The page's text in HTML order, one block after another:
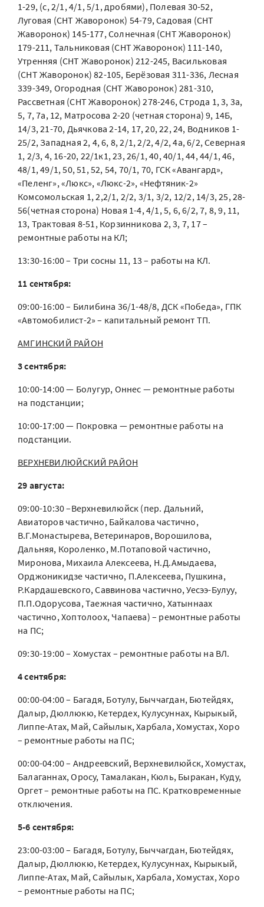
1-29, (с, 2/1, 4/1, 5/1, дробями), Полевая 30-52,
Луговая (СНТ Жаворонок) 54-79, Садовая (СНТ
Жаворонок) 145-177, Солнечная (СНТ Жаворонок)
179-211, Тальниковая (СНТ Жаворонок) 111-140,
Утренняя (СНТ Жаворонок) 212-245, Васильковая
(СНТ Жаворонок) 82-105, Берёзовая 311-336, Лесная
339-349, Огородная (СНТ Жаворонок) 281-310,
Рассветная (СНТ Жаворонок) 278-246, Строда 1, 3, 3а,
5, 7, 7а, 12, Матросова 2-20 (четная сторона) 9, 14Б,
14/3, 21-70, Дьячкова 2-14, 17, 20, 22, 24, Водников 1-
25/2, Западная 2, 4, 6, 8, 2/1, 2/2, 4/2, 4а, 6/2, Северная
1, 2/3, 4, 16-20, 22/1к1, 23, 26/1, 40, 40/1, 44, 44/1, 46,
48/1, 49/1, 50, 51, 52, 54, 70/1, 70, ГСК «Авангард»,
«Пеленг», «Люкс», «Люкс-2», «Нефтяник-2»
Комсомольская 1, 2,2/1, 2/2, 3/1, 3/2, 12/2, 14/3, 25, 28-
56(четная сторона) Новая 1-4, 4/1, 5, 6, 6/2, 7, 8, 9, 11,
13, Трактовая 8-51, Корзинникова 2, 3, 7, 17 –
ремонтные работы на КЛ;
13:30-16:00 – Три сосны 11, 13 – работы на КЛ.
11 сентября:
09:00-16:00 – Билибина 36/1-48/8, ДСК «Победа», ГПК
«Автомобилист-2» – капитальный ремонт ТП.
АМГИНСКИЙ РАЙОН
3 сентября:
10:00-14:00 — Болугур, Оннес — ремонтные работы
на подстанции;
10:00-17:00 — Покровка — ремонтные работы на
подстанции.
ВЕРХНЕВИЛЮЙСКИЙ РАЙОН
29 августа:
09:00-10:30 –Верхневилюйск (пер. Дальний,
Авиаторов частично, Байкалова частично,
В.Г.Монастырева, Ветеринаров, Ворошилова,
Дальняя, Короленко, М.Потаповой частично,
Миронова, Михаила Алексеева, Н.Д.Амыдаева,
Орджоникидзе частично, П.Алексеева, Пушкина,
Р.Кардашевского, Саввинова частично, Уесээ-Булуу,
П.П.Одорусова, Таежная частично, Хатыннаах
частично, Хоптолоох, Чапаева) – ремонтные работы
на ПС;
09:30-19:00 – Хомустах – ремонтные работы на ВЛ.
4 сентября:
00:00-04:00 – Багадя, Ботулу, Быччагдан, Бютейдях,
Далыр, Дюллюкю, Кетердех, Кулусуннах, Кырыкый,
Липпе-Атах, Май, Сайылык, Харбала, Хомустах, Хоро
– ремонтные работы на ПС;
00:00-04:00 – Андреевский, Верхневилюйск, Хомустах,
Балаганнах, Оросу, Тамалакан, Кюль, Быракан, Куду,
Оргет – ремонтные работы на ПС. Кратковременные
отключения.
5-6 сентября:
23:00-03:00 – Багадя, Ботулу, Быччагдан, Бютейдях,
Далыр, Дюллюкю, Кетердех, Кулусуннах, Кырыкый,
Липпе-Атах, Май, Сайылык, Харбала, Хомустах, Хоро
– ремонтные работы на ПС;